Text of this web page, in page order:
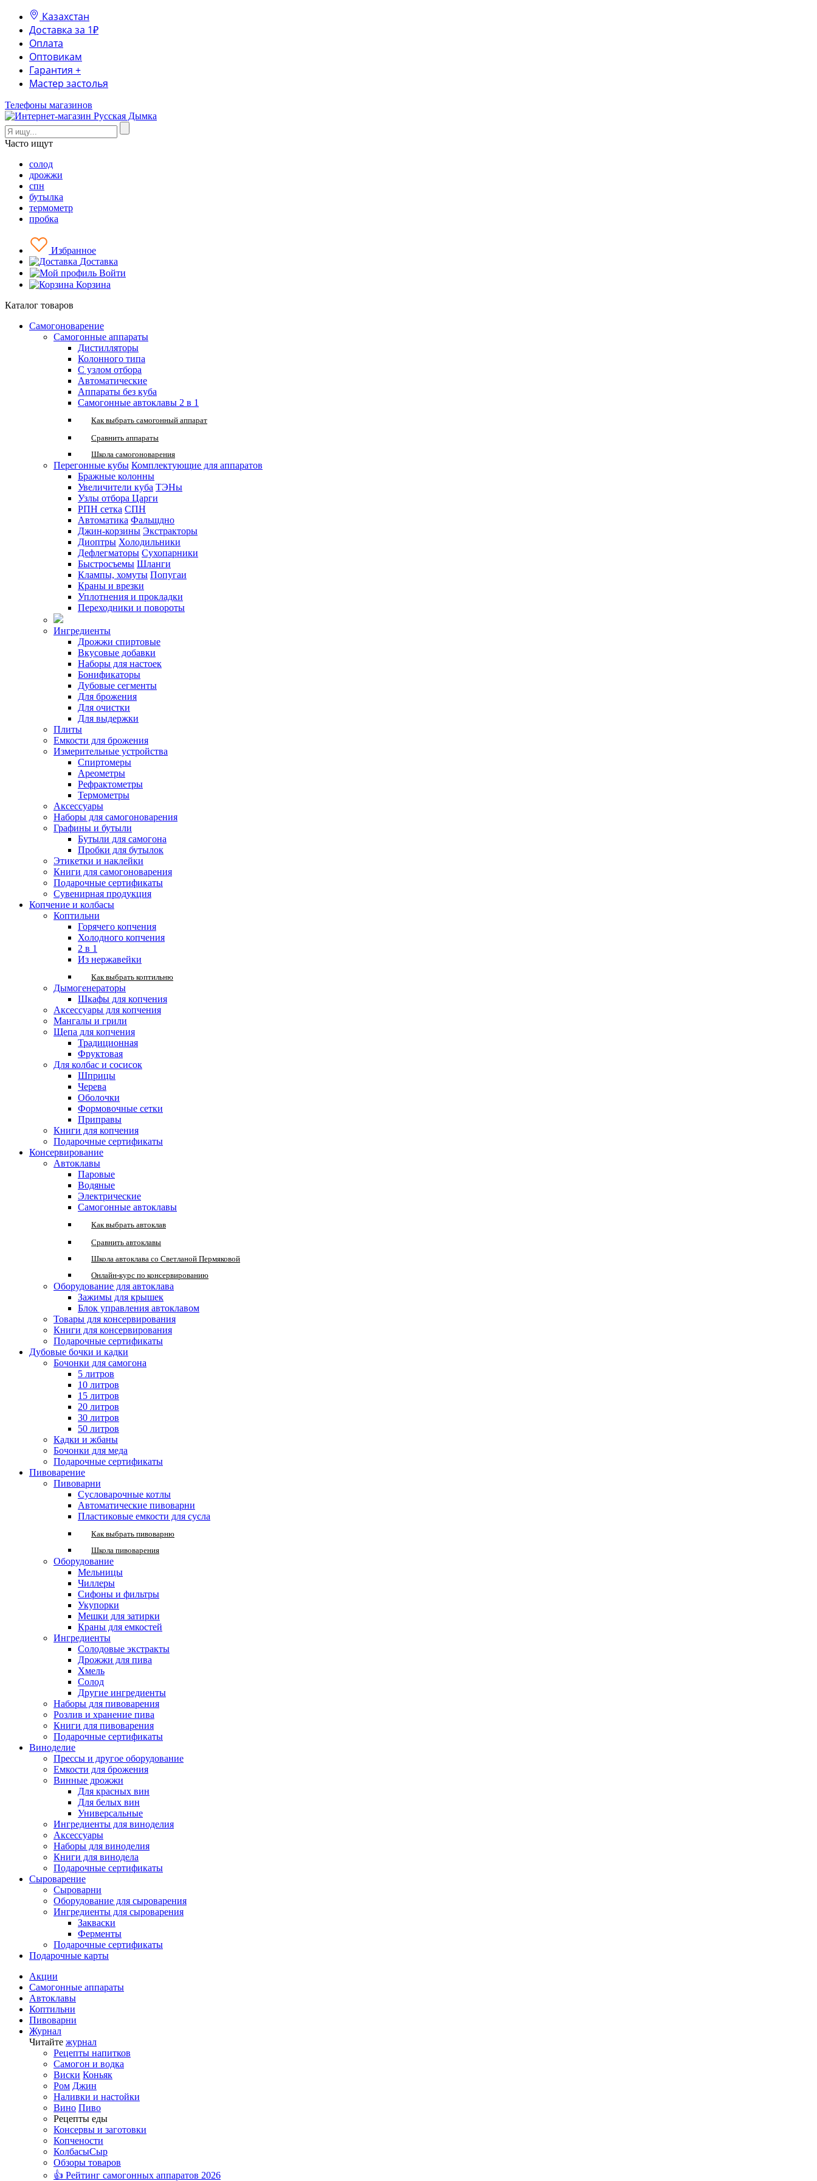
Казахстан
Доставка за 1₽
Оплата
Оптовикам
Гарантия +
Мастер застолья
Телефоны магазинов
Часто ищут
солод
дрожжи
спн
бутылка
термометр
пробка
Избранное
Доставка
Войти
Корзина
Каталог товаров
Самогоноварение
Самогонные аппараты
Дистилляторы
Колонного типа
С узлом отбора
Автоматические
Аппараты без куба
Самогонные автоклавы 2 в 1
Как выбрать самогонный аппарат
Сравнить аппараты
Школа самогоноварения
Перегонные кубы Комплектующие для аппаратов
Бражные колонны
Увеличители куба ТЭНы
Узлы отбора Царги
РПН сетка СПН
Автоматика Фальшдно
Джин-корзины Экстракторы
Диоптры Холодильники
Дефлегматоры Сухопарники
Быстросъемы Шланги
Клампы, хомуты Попугаи
Краны и врезки
Уплотнения и прокладки
Переходники и повороты
Ингредиенты
Дрожжи спиртовые
Вкусовые добавки
Наборы для настоек
Бонификаторы
Дубовые сегменты
Для брожения
Для очистки
Для выдержки
Плиты
Емкости для брожения
Измерительные устройства
Спиртомеры
Ареометры
Рефрактометры
Термометры
Аксессуары
Наборы для самогоноварения
Графины и бутыли
Бутыли для самогона
Пробки для бутылок
Этикетки и наклейки
Книги для самогоноварения
Подарочные сертификаты
Сувенирная продукция
Копчение и колбасы
Коптильни
Горячего копчения
Холодного копчения
2 в 1
Из нержавейки
Как выбрать коптильню
Дымогенераторы
Шкафы для копчения
Аксессуары для копчения
Мангалы и грили
Щепа для копчения
Традиционная
Фруктовая
Для колбас и сосисок
Шприцы
Черева
Оболочки
Формовочные сетки
Приправы
Книги для копчения
Подарочные сертификаты
Консервирование
Автоклавы
Паровые
Водяные
Электрические
Самогонные автоклавы
Как выбрать автоклав
Сравнить автоклавы
Школа автоклава со Светланой Пермяковой
Онлайн-курс по консервированию
Оборудование для автоклава
Зажимы для крышек
Блок управления автоклавом
Товары для консервирования
Книги для консервирования
Подарочные сертификаты
Дубовые бочки и кадки
Бочонки для самогона
5 литров
10 литров
15 литров
20 литров
30 литров
50 литров
Кадки и жбаны
Бочонки для меда
Подарочные сертификаты
Пивоварение
Пивоварни
Сусловарочные котлы
Автоматические пивоварни
Пластиковые емкости для сусла
Как выбрать пивоварню
Школа пивоварения
Оборудование
Мельницы
Чиллеры
Сифоны и фильтры
Укупорки
Мешки для затирки
Краны для емкостей
Ингредиенты
Солодовые экстракты
Дрожжи для пива
Хмель
Солод
Другие ингредиенты
Наборы для пивоварения
Розлив и хранение пива
Книги для пивоварения
Подарочные сертификаты
Виноделие
Прессы и другое оборудование
Емкости для брожения
Винные дрожжи
Для красных вин
Для белых вин
Универсальные
Ингредиенты для виноделия
Аксессуары
Наборы для виноделия
Книги для винодела
Подарочные сертификаты
Сыроварение
Сыроварни
Оборудование для сыроварения
Ингредиенты для сыроварения
Закваски
Ферменты
Подарочные сертификаты
Подарочные карты
Акции
Самогонные аппараты
Автоклавы
Коптильни
Пивоварни
Журнал
Читайте журнал
Рецепты напитков
Самогон и водка
Виски Коньяк
Ром Джин
Наливки и настойки
Вино Пиво
Рецепты еды
Консервы и заготовки
Копчености
КолбасыСыр
Обзоры товаров
👍 Рейтинг самогонных аппаратов 2026